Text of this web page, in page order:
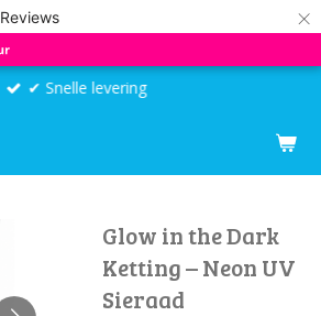
Reviews ×
✔ Snelle levering
Glow in the Dark
Ketting – Neon UV
Sieraad